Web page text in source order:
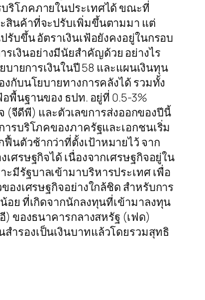
ริโภคภายในประเทศได้ ขณะที่
สินค้าที่จะปรับเพิ่มขึ้นตามมา แต่
บขึ้น อัตราเงินเฟ้อยังคงอยู่ในกรอบ
เงินอย่างมีนัยสำคัญด้วย อย่างไร
ายการเงินในปี 58 และแผนเงินทุน
กับนโยบายทางการคลังได้ รวมทั้ง
พื้นฐานของ ธปท. อยู่ที่ 0.5-3%
(จีดีพี) และตัวเลขการส่งออกของปีนี้
รบริโภคของภาครัฐและเอกชนเริ่ม
นตัวช้ากว่าที่ตั้งเป้าหมายไว้ จาก
ศรษฐกิจได้ เนื่องจากเศรษฐกิจอยู่ใน
มีรัฐบาลเข้ามาบริหารประเทศ เพื่อ
งเศรษฐกิจอย่างใกล้ชิด สำหรับการ
อย ที่เกิดจากนักลงทุนที่เข้ามาลงทุน
ของธนาคารกลางสหรัฐ (เฟด)
ำรองเป็นเงินบาทแล้วโดยรวมสุทธิ